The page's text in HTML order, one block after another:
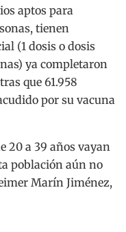
aptos para
tienen
(1 dosis o dosis
ya completaron
que 61.958
por su vacuna
20 a 39 años vayan
población aún no
Marín Jiménez,